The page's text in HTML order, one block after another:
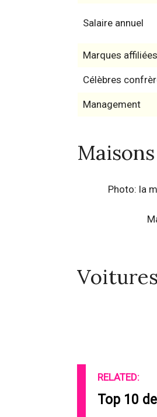
Salaire annuel
Marques affiliées
Célèbres
Management
Photo: la
Voitures
RELATED:
Top 10